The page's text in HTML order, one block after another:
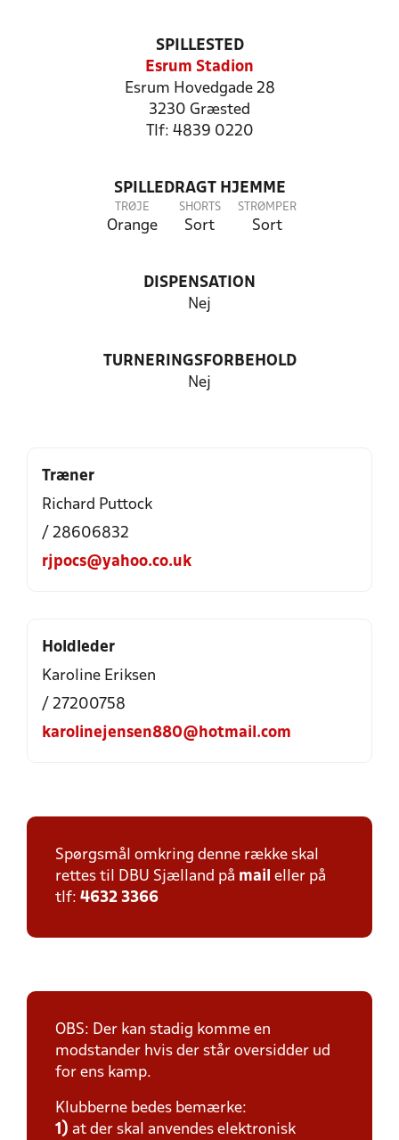
SPILLESTED
Esrum Stadion
Esrum Hovedgade 28
3230 Græsted
Tlf: 4839 0220
SPILLEDRAGT HJEMME
TRØJE
Orange
SHORTS
Sort
STRØMPER
Sort
DISPENSATION
Nej
TURNERINGSFORBEHOLD
Nej
Træner
Richard Puttock
/ 28606832
rjpocs@yahoo.co.uk
Holdleder
Karoline Eriksen
/ 27200758
karolinejensen880@hotmail.com
Spørgsmål omkring denne række skal
rettes til DBU Sjælland på mail eller på
tlf: 4632 3366
OBS: Der kan stadig komme en
modstander hvis der står oversidder ud
for ens kamp.
Klubberne bedes bemærke:
1) at der skal anvendes elektronisk